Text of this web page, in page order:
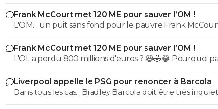
etait top mais depuis quelques match etait en dessus.
et bon vent a lui pour le reste de sa carrière ...
Frank McCourt met 120 ME pour sauver l’OM !
L'OM.... un puit sans fond pour le pauvre Frank
Frank McCourt met 120 ME pour sauver l’OM !
L'OL a perdu 800 millions d'euros ? 😆🤣😂 Pourquoi pas un
milliard tant que tu y es ! ^^
Liverpool appelle le PSG pour renoncer à Barcola
Dans tous les cas... Bradley Barcola doit être très inquiet.
qui est vraiment compréhensible lorsque l'on sait